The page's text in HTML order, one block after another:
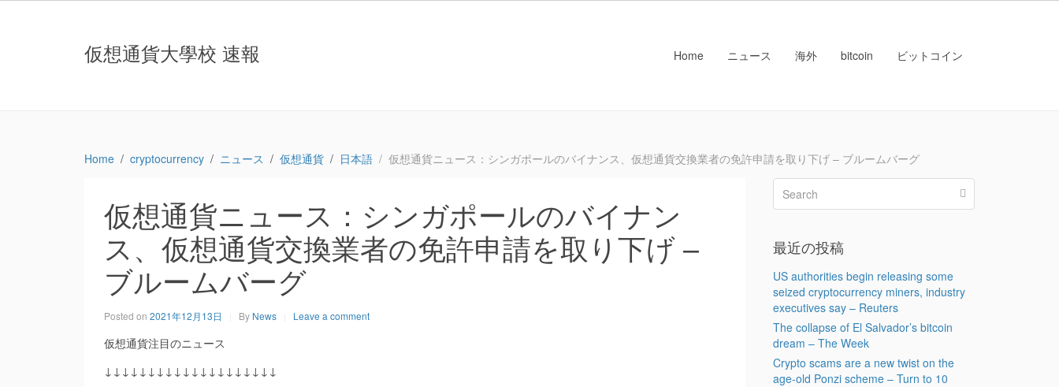
仮想通貨大學校 速報 Home ニュース 海外 bitcoin ビットコイン
Home cryptocurrency ニュース 仮想通貨 日本語 仮想通貨ニュース：シンガポールのバイナンス、仮想通貨交換業者の免許申請を取り下げ – ブルームバーグ
仮想通貨ニュース：シンガポールのバイナン
ス、仮想通貨交換業者の免許申請を取り下げ –
ブルームバーグ
Posted on 2021年12月13日 By News Leave a comment
仮想通貨注目のニュース
↓↓↓↓↓↓↓↓↓↓↓↓↓↓↓↓↓↓↓↓
最近の投稿
US authorities begin releasing some
seized cryptocurrency miners, industry
executives say – Reuters
The collapse of El Salvador’s bitcoin
dream – The Week
Crypto scams are a new twist on the
age-old Ponzi scheme – Turn to 10